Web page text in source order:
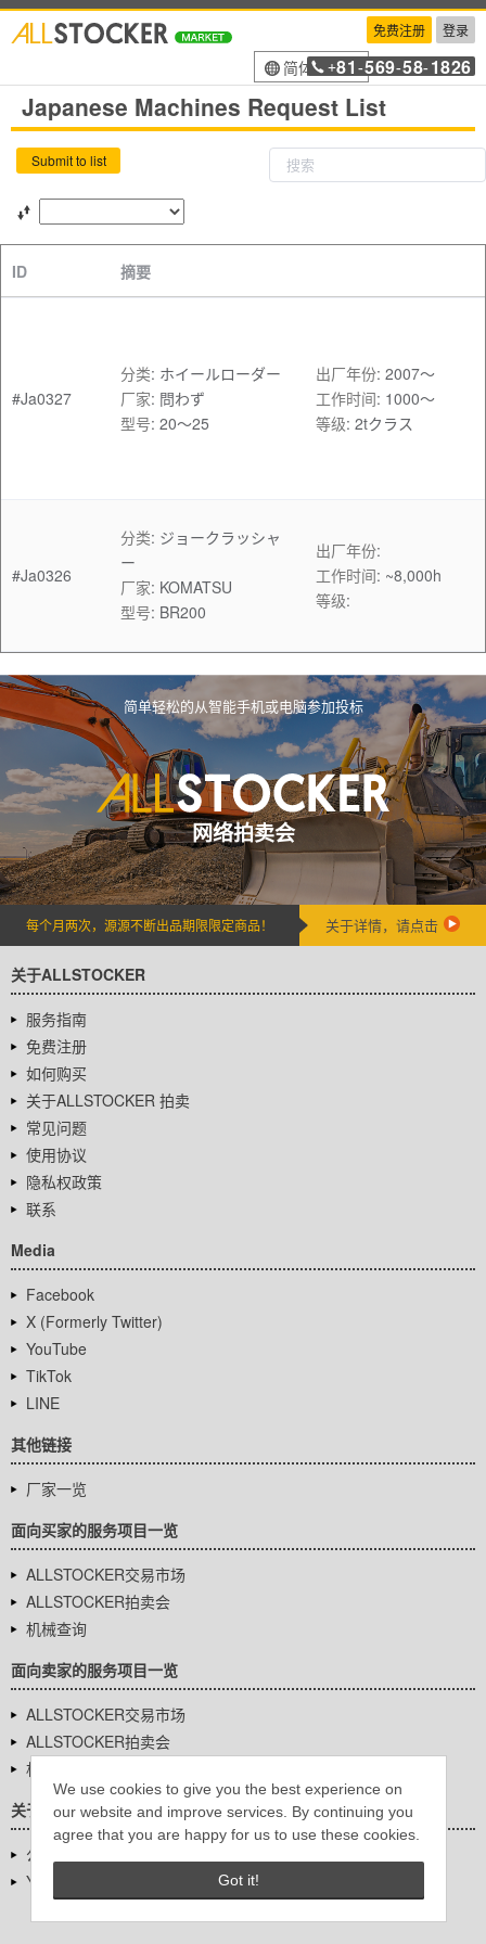
We use cookies to give you the best experience on
our website and improve services. By continuing you
agree that you are happy for us to use these cookies.
Got it!
免费注册 登录
简体中文
+81 -569-58-1826
Japanese Machines Request List
Submit to list
ID 摘要
#Ja0327
分类: ホイールローダー
厂家: 問わず
型号: 20～25
出厂年份: 2007～
工作时间: 1000～
等级: 2tクラス
#Ja0326
分类: ジョークラッシャ
ー
厂家: KOMATSU
型号: BR200
出厂年份:
工作时间: ~8,000h
等级:
简单轻松的从智能手机或电脑参加投标
网络拍卖会
每个月两次，源源不断出品期限限定商品！ 关于详情，请点击
关于ALLSTOCKER
服务指南
免费注册
如何购买
关于ALLSTOCKER 拍卖
常见问题
使用协议
隐私权政策
联系
Media
Facebook
X (Formerly Twitter)
YouTube
TikTok
LINE
其他链接
厂家一览
面向买家的服务项目一览
ALLSTOCKER交易市场
ALLSTOCKER拍卖会
机械查询
面向卖家的服务项目一览
ALLSTOCKER交易市场
ALLSTOCKER拍卖会
机械查询
关于我们
公司基本信息
YUTAKA Inc.